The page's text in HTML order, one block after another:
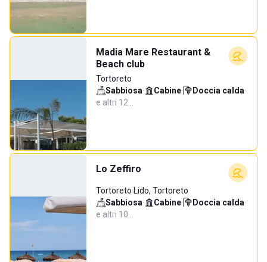
Madia Mare Restaurant &
Beach club
Tortoreto
Sabbiosa· Cabine· Doccia calda·
e altri 12…
Lo Zeffiro
Tortoreto Lido, Tortoreto
Sabbiosa· Cabine· Doccia calda·
e altri 10…